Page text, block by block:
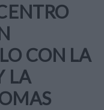
CON LA
LA